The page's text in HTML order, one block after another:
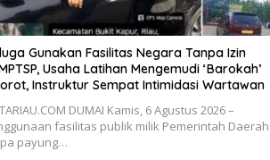
Gunakan Fasilitas Negara Tanpa Izin
Usaha Latihan Mengemudi ‘Barokah’
Instruktur Sempat Intimidasi Wartawan
DUMAI Kamis, 6 Agustus 2026 –
fasilitas publik milik Pemerintah Daerah
payung…